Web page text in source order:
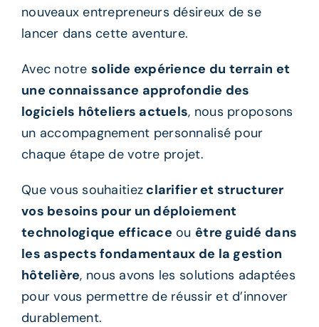
nouveaux entrepreneurs désireux de se
lancer dans cette aventure.
Avec notre solide expérience du terrain et
une connaissance approfondie des
logiciels hôteliers actuels, nous proposons
un accompagnement personnalisé pour
chaque étape de votre projet.
Que vous souhaitiez clarifier et structurer
vos besoins pour un déploiement
technologique efficace ou être guidé dans
les aspects fondamentaux de la gestion
hôtelière, nous avons les solutions adaptées
pour vous permettre de réussir et d’innover
durablement.